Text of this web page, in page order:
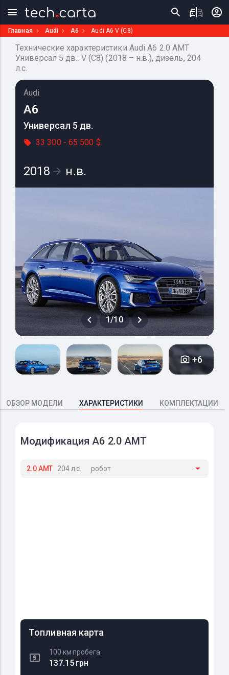
Главная Audi A6 Audi A6 V (C8)
Технические характеристики Audi A6 2.0 AMT
Универсал 5 дв.: V (C8) (2018 – н.в.), дизель, 204
л.с.
Audi
A6
Универсал 5 дв.
33 300 - 65 500 $
2018 н.в.
1/10
+6
ОБЗОР МОДЕЛИ ХАРАКТЕРИСТИКИ КОМПЛЕКТАЦИИ
Модификация A6 2.0 AMT
2.0 AMT 204 л.с. робот
Топливная карта
100 км пробега
137.15 грн